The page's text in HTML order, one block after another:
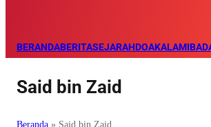
BERANDABERITASEJARAHDOAKALAM
Said bin Zaid
Beranda » Said bin Zaid